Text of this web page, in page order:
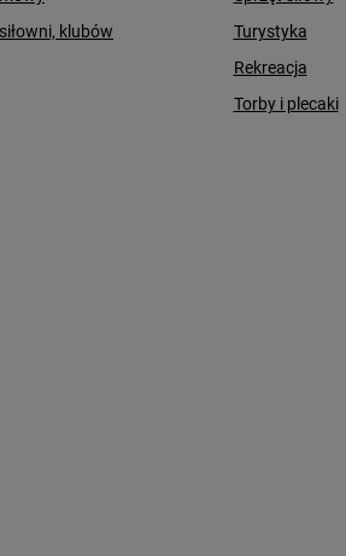
klubów
Turystyka
Rekreacja
Torby i plecaki